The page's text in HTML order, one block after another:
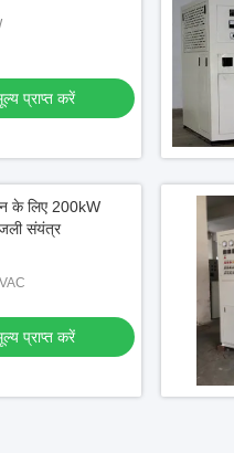
प्राप्त करें
के लिए 200kW
संयंत्र
प्राप्त करें